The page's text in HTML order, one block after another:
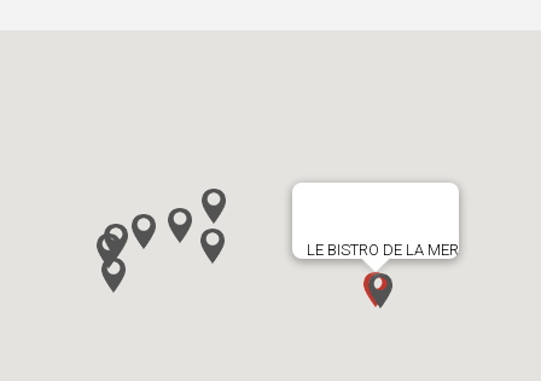
LE BISTRO DE LA MER